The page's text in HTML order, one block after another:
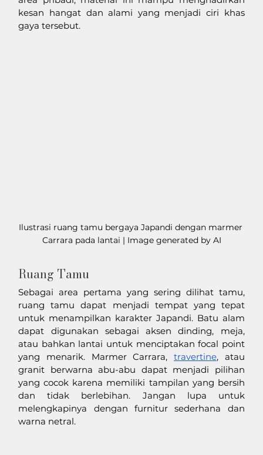
kesan hangat dan alami yang menjadi ciri khas
gaya tersebut.
Ilustrasi ruang tamu bergaya Japandi dengan marmer
Carrara pada lantai | Image generated by AI
Ruang Tamu
Sebagai area pertama yang sering dilihat tamu,
ruang tamu dapat menjadi tempat yang tepat
untuk menampilkan karakter Japandi. Batu alam
dapat digunakan sebagai aksen dinding, meja,
atau bahkan lantai untuk menciptakan focal point
yang menarik. Marmer Carrara, travertine, atau
granit berwarna abu-abu dapat menjadi pilihan
yang cocok karena memiliki tampilan yang bersih
dan tidak berlebihan. Jangan lupa untuk
melengkapinya dengan furnitur sederhana dan
warna netral.